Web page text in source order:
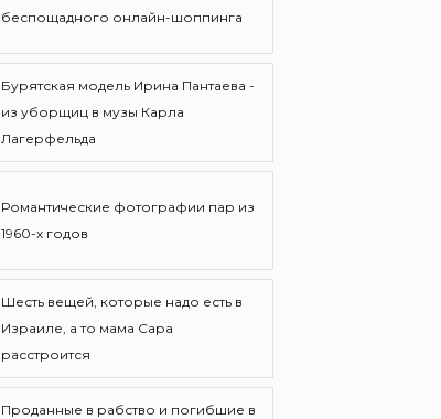
беспощадного онлайн-шоппинга
Бурятская модель Ирина Пантаева -
из уборщиц в музы Карла
Лагерфельда
Романтические фотографии пар из
1960-х годов
Шесть вещей, которые надо есть в
Израиле, а то мама Сара
расстроится
Проданные в рабство и погибшие в